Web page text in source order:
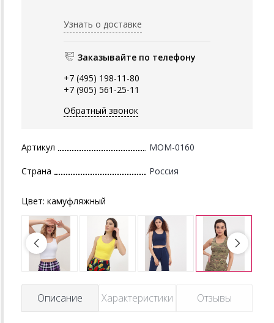
Узнать о доставке
Заказывайте по телефону
+7 (495) 198-11-80
+7 (905) 561-25-11
Обратный звонок
Артикул MOM-0160
Страна Россия
Цвет: камуфляжный
Описание Характеристики Отзывы